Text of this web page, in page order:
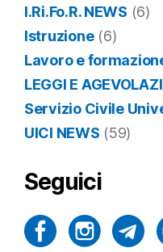
I.Ri.Fo.R. NEWS (6)
Istruzione(6)
Lavoro e
LEGGI E
Servizio Civile
UICI NEWS (59)
Seguici